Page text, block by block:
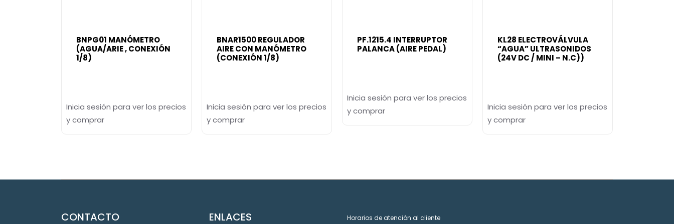
BNPG01 MANÓMETRO
(AGUA/ARIE , CONEXIÓN
1/8)
Inicia sesión para ver los precios
y comprar
BNAR1500 REGULADOR
AIRE CON MANÓMETRO
(CONEXIÓN 1/8)
Inicia sesión para ver los precios
y comprar
PF.1215.4 INTERRUPTOR
PALANCA (AIRE PEDAL)
Inicia sesión para ver los precios
y comprar
KL28 ELECTROVÁLVULA
“AGUA” ULTRASONIDOS
(24V DC / MINI – N.C))
Inicia sesión para ver los precios
y comprar
CONTACTO ENLACES Horarios de atención al cliente